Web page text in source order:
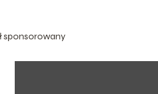
sponsorowany